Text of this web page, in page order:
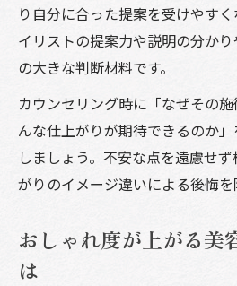
り自分に合った提案を受けやす
イリストの提案力や説明の分か
の大きな判断材料です。
カウンセリング時に「なぜその
んな仕上がりが期待できるのか
しましょう。不安な点を遠慮せ
がりのイメージ違いによる後悔を
おしゃれ度が上がる美
は